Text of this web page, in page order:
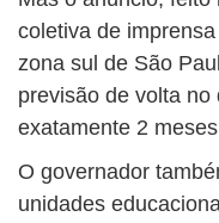
coletiva de
zona sul de São
previsão de volta
exatamente 2
O governador
unidades